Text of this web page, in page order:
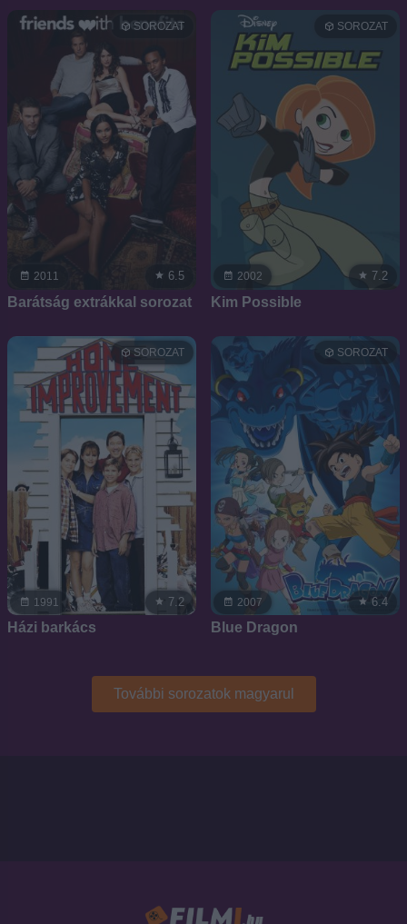
2011
SOROZAT
6.5
Barátság extrákkal sorozat
2002
SOROZAT
7.2
Kim Possible
1991
SOROZAT
7.2
Házi barkács
2007
SOROZAT
6.4
Blue Dragon
További sorozatok magyarul